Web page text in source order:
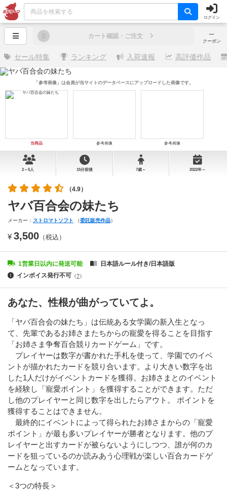
ログイン
─
クーポン
0 カート確認・ご注文
セール特集 ランキング 入荷速報 高評価作品
当商品 参考画像 参考画像
「参考画像」は会員が当サイトのデータベースにアップロードした画像です。
2～5人 15分前後 7歳～ 2022年～
（4.9）
ヤバ百合会の妹たち
メーカー： ストロマトソフト （委託販売作品）
¥ 3,500 （税込）
1営業日以内に発送可能
日本語ルール付き/日本語版
インボイス発行不可 （?）
あなた、性根が曲がっていてよ。
「ヤバ百合会の妹たち」は伝統ある女学園の新入生となっ
て、先輩であるお姉さまたちからの寵愛を得ることを目指す
「お姉さま争奪百合競りカードゲーム」です。
プレイヤーは数字が書かれた手札を使って、学園でのイベ
ントが描かれたカードを競り合います。より大きい数字を出
した1人だけがイベントカードを獲得。お姉さまとのイベント
を経験し「寵愛ポイント」を獲得することができます。ただ
し他のプレイヤーと同じ数字を出したらアウト。 ポイントを
獲得することはできません。
最終的にイベントによって得られたお姉さまからの「寵愛
ポイント」が最も多いプレイヤーが勝者となります。他のプ
レイヤーと出すカードが被らないようにしつつ、誰が何のカ
ードを狙っているのか読みあう心理戦が楽しい百合カードゲ
ームとなっています。
＜3つの特⻑＞